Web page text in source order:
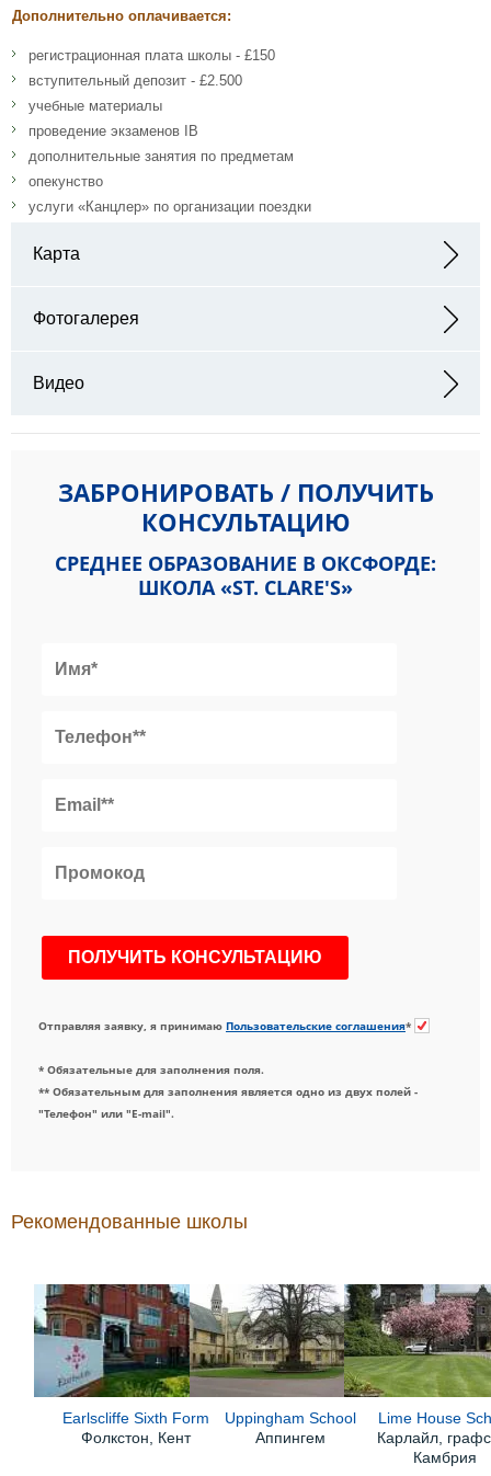
Дополнительно оплачивается:
регистрационная плата школы - £150
вступительный депозит - £2.500
учебные материалы
проведение экзаменов IB
дополнительные занятия по предметам
опекунство
услуги «Канцлер» по организации поездки
Карта
Фотогалерея
Видео
ЗАБРОНИРОВАТЬ / ПОЛУЧИТЬ
КОНСУЛЬТАЦИЮ
СРЕДНЕЕ ОБРАЗОВАНИЕ В ОКСФОРДЕ:
ШКОЛА «ST. CLARE'S»
Отправляя заявку, я принимаю Пользовательские соглашения*
* Обязательные для заполнения поля.
** Обязательным для заполнения является одно из двух полей -
"Телефон" или "E-mail".
Рекомендованные школы
Earlscliffe Sixth Form
Фолкстон, Кент
Uppingham School
Аппингем
Lime House
Карлайл,
Камбрия